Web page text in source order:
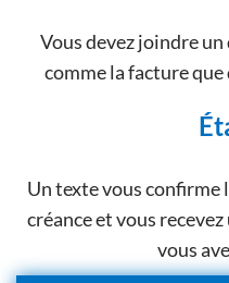
Vous devez joindre
comme la facture
Un texte vous confirme
créance et vous
vous